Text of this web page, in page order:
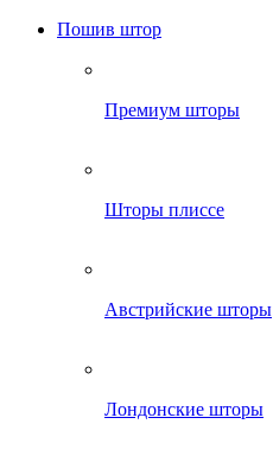
Пошив штор
Премиум шторы
Шторы плиссе
Австрийские шторы
Лондонские шторы